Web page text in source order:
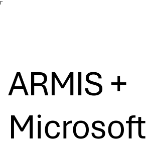
Γ
ARMIS +
Microsoft